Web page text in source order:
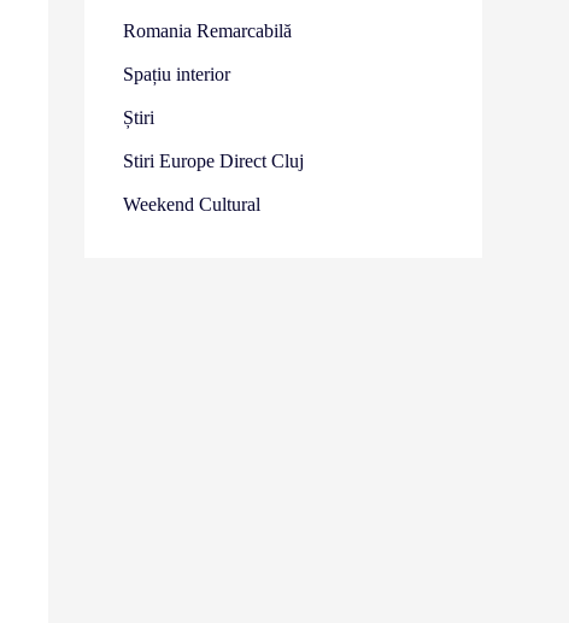
Romania Remarcabilă
Spațiu interior
Știri
Stiri Europe Direct Cluj
Weekend Cultural